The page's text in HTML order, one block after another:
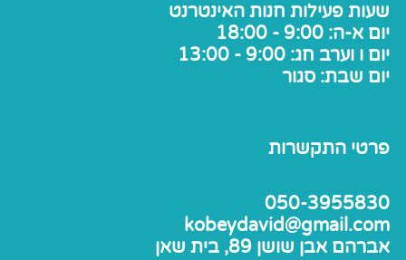
שעות פעילות חנות האינטרנט
יום א-ה: 9:00 - 18:00
יום ו וערב חג: 9:00 - 13:00
יום שבת: סגור
פרטי התקשרות
050-3955830
kobeydavid@gmail.com
אברהם אבן שושן 89, בית שאן